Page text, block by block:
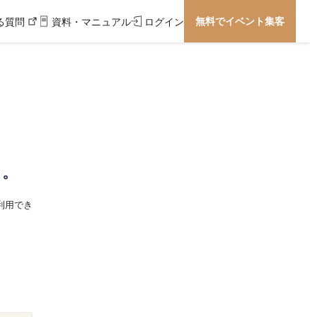
質問 資料・マニュアル ログイン 無料でイベント集客
用でき